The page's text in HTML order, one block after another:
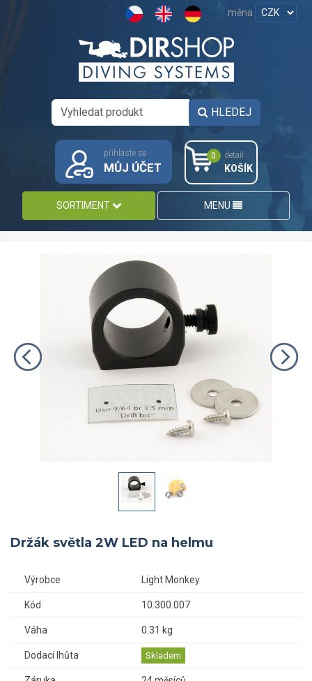
měna
HLEDEJ
přihlaste se
MŮJ ÚČET
0 detail
KOŠÍK
SORTIMENT MENU
Držák světla 2W LED na helmu
Výrobce Light Monkey
Kód 10.300.007
Váha 0.31 kg
Dodací lhůta Skladem